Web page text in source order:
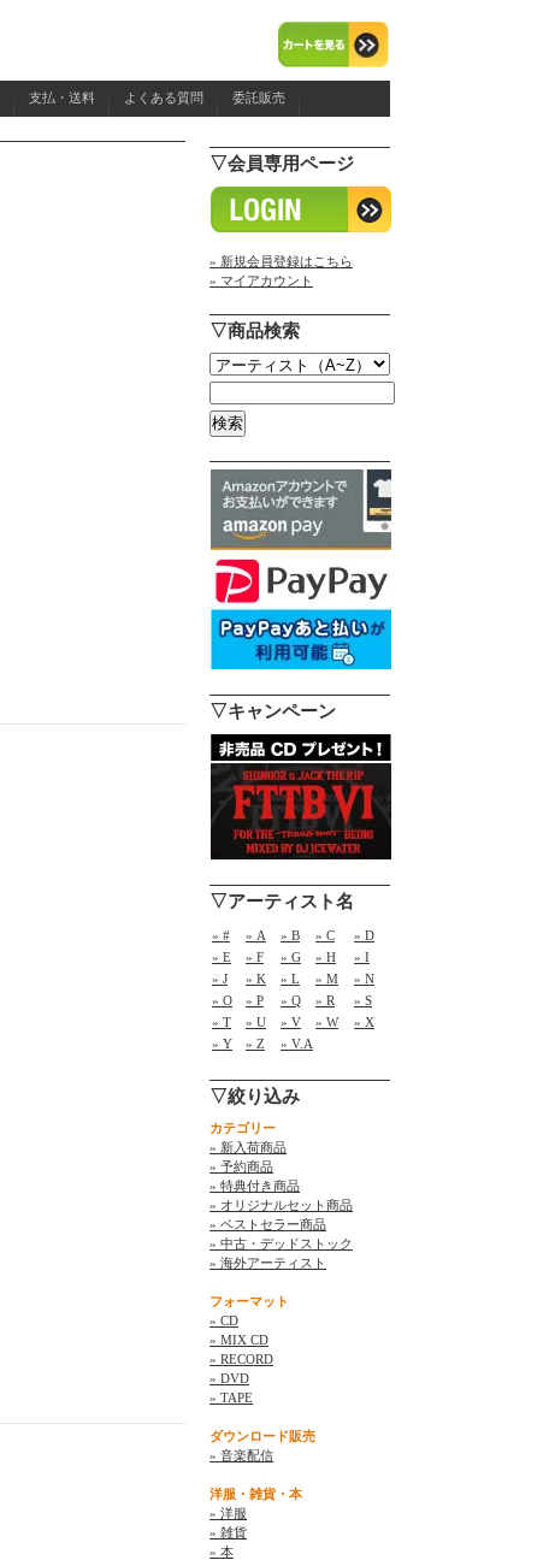
支払・送料 よくある質問 委託販売
▽会員専用ページ
» 新規会員登録はこちら
» マイアカウント
▽商品検索
▽キャンペーン
▽アーティスト名
» # » A » B » C
» D
» E
» F » G » H
» I
» J
» K » L » M
» N
» O
» P » Q » R
» S
» T
» U » V » W
» X
» Y
» Z » V.A
▽絞り込み
カテゴリー
» 新入荷商品
» 予約商品
» 特典付き商品
» オリジナルセット商品
» ベストセラー商品
» 中古・デッドストック
» 海外アーティスト
フォーマット
» CD
» MIX CD
» RECORD
» DVD
» TAPE
ダウンロード販売
» 音楽配信
洋服・雑貨・本
» 洋服
» 雑貨
» 本